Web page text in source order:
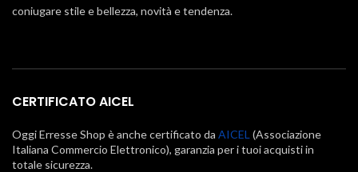
coniugare stile e bellezza, novità e tendenza.
CERTIFICATO AICEL
Oggi Erresse Shop è anche certificato da AICEL (Associazione
Italiana Commercio Elettronico), garanzia per i tuoi acquisti in
totale sicurezza.